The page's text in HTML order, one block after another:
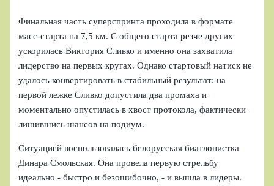
Финальная часть суперспринта проходила в формате
масс-старта на 7,5 км. С общего старта резче других
ускорилась Виктория Сливко и именно она захватила
лидерство на первых кругах. Однако стартовый натиск не
удалось конвертировать в стабильный результат: на
первой лежке Сливко допустила два промаха и
моментально опустилась в хвост протокола, фактически
лишившись шансов на подиум.
Ситуацией воспользовалась белорусская биатлонистка
Динара Смольская. Она провела первую стрельбу
идеально - быстро и безошибочно, - и вышла в лидеры.